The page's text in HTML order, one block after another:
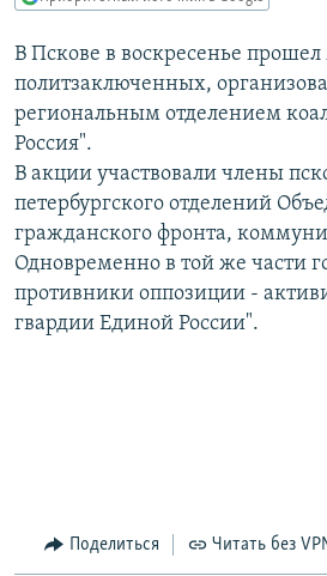
поиску
КАВКАЗ.РЕАЛИИ
СЕВЕР.РЕАЛИИ
СИБИРЬ.РЕАЛИИ
РАСПИСАНИЕ ВЕЩАНИЯ
ПОДПИШИТЕСЬ НА РАССЫЛКУ
СОЦИАЛЬНЫЕ СЕТИ
В Пскове в воскресенье
политзаключенных,
региональным отделением
Россия".
В акции участвовали члены
петербургского отделений
гражданского фронта,
Одновременно в той же части
противники оппозиции -
гвардии Единой России".
Поделиться Читать без